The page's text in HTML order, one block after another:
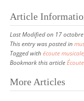
Article
Last Modified on 17
This entry was posted in
Tagged withécoute musicale
Bookmark this article
P
More Articles